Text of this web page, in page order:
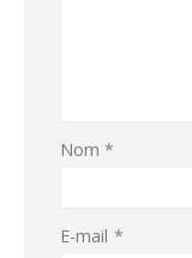
Nom*
E-mail *